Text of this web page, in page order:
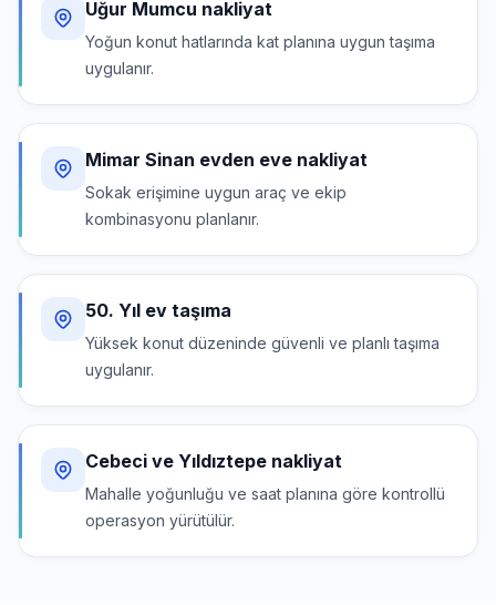
Uğur Mumcu nakliyat
Yoğun konut hatlarında kat planına uygun taşıma
uygulanır.
Mimar Sinan evden eve nakliyat
Sokak erişimine uygun araç ve ekip
kombinasyonu planlanır.
50. Yıl ev taşıma
Yüksek konut düzeninde güvenli ve planlı taşıma
uygulanır.
Cebeci ve Yıldıztepe nakliyat
Mahalle yoğunluğu ve saat planına göre kontrollü
operasyon yürütülür.